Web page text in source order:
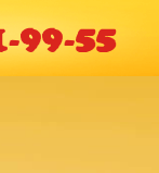
99-55